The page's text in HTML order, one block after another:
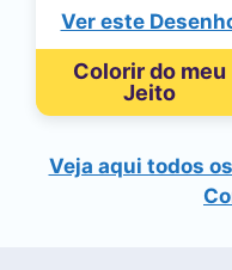
Ver este
Colorir do meu
Jeito
Veja aqui todos